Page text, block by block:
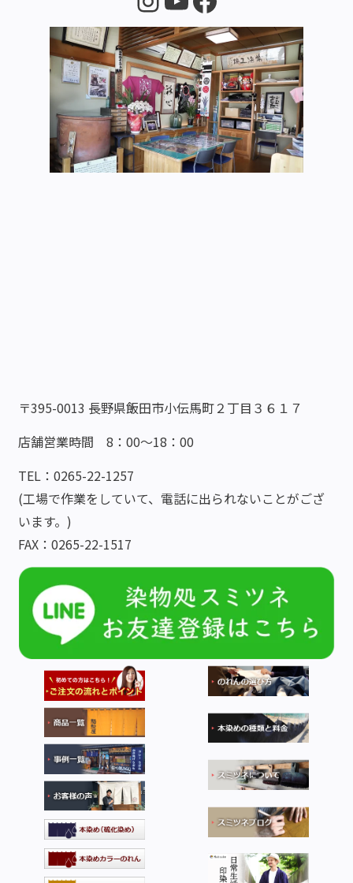
〒395-0013 長野県飯田市小伝馬町２丁目３６１７
店舗営業時間 8：00～18：00
TEL：0265-22-1257
(工場で作業をしていて、電話に出られないことがござ
います。)
FAX：0265-22-1517